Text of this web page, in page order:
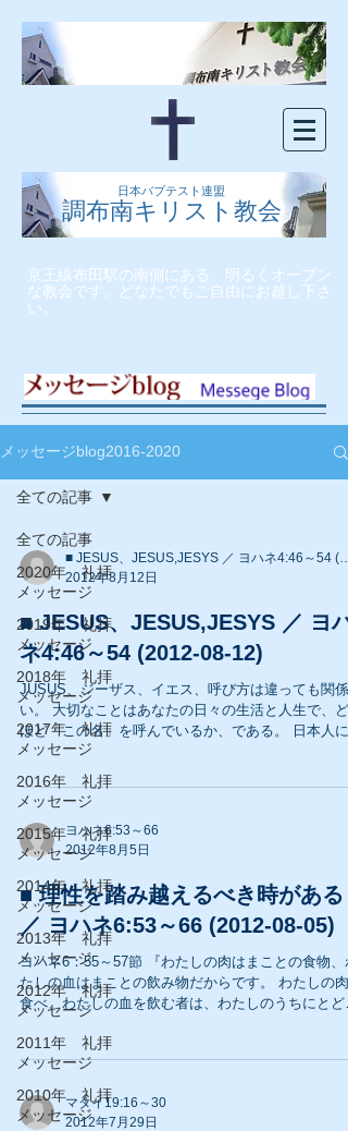
日本バプテスト連盟
調布南キリスト教会
京王線布田駅の南側にある、明るくオープン
な教会です。どなたでもご自由にお越し下さ
い。
メッセージblog2016-2020
全ての記事
2020年 礼拝
メッセージ
2019年 礼拝
メッセージ
2018年 礼拝
メッセージ
2017年 礼拝
メッセージ
2016年 礼拝
メッセージ
2015年 礼拝
メッセージ
2014年 礼拝
メッセージ
2013年 礼拝
メッセージ
2012年 礼拝
メッセージ
2011年 礼拝
メッセージ
2010年 礼拝
メッセージ
全ての記事
■ JESUS、JESUS,JESYS ／ ヨハネ4:46～54 (2012-08-12)
2012年8月12日
■ JESUS、JESUS,JESYS ／ ヨハ
ネ4:46～54 (2012-08-12)
JUSUS、ジーザス、イエス、呼び方は違っても関係
い。 大切なことはあなたの日々の生活と人生で、どれ
ほど「この名」を呼んでいるか、である。 日本人に
って「神さま」ということに何らの違和感はない。
「赤んぼ」の時から日常茶飯事に聞いてきた呼び名
ある。 ...
ヨハネ6:53～66
2012年8月5日
■ 理性を踏み越えるべき時がある
／ ヨハネ6:53～66 (2012-08-05)
ヨハネ6：55～57節 『わたしの肉はまことの食物、わ
たしの血はまことの飲み物だからです。 わたしの肉を
食べ、わたしの血を飲む者は、わたしのうちにとど
たしを遣わし、わたしが父によって生きているよう
に、わたしを食べる者...
マタイ19:16～30
2012年7月29日